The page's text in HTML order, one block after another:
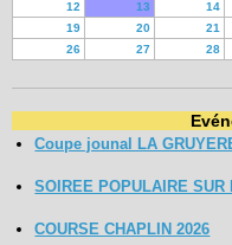
12
13 14
19
20 21
26
27 28
Coupe jounal LA
SOIREE POPULAIRE
COURSE CHAPLIN 2026